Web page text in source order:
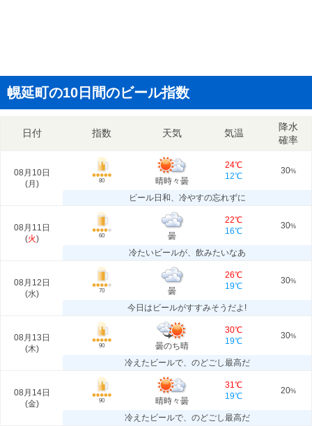
幌延町の10日間のビール指数
日付 指数 天気 気温
降水
確率
08月10日
(月 ) 80 晴時々曇
24℃
12℃
30%
ビール日和、冷やすの忘れずに
08月11日
(火) 60 曇
22℃
16℃
30%
冷たいビールが、飲みたいなあ
08月12日
(水) 70 曇
26℃
19℃
30%
今日はビールがすすみそうだよ!
08月13日
(木) 90 曇のち晴
30℃
19℃
30%
冷えたビールで、のどごし最高だ
08月14日
(金) 90 晴時々曇
31℃
19℃
20%
冷えたビールで、のどごし最高だ